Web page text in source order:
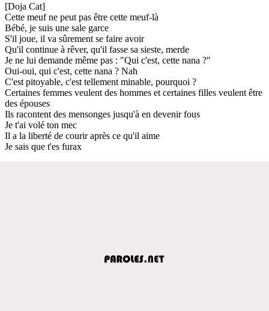
[Doja Cat]
Cette meuf ne peut pas être cette meuf-là
Bébé, je suis une sale garce
S'il joue, il va sûrement se faire avoir
Qu'il continue à rêver, qu'il fasse sa sieste, merde
Je ne lui demande même pas : "Qui c'est, cette nana ?"
Oui-oui, qui c'est, cette nana ? Nah
C'est pitoyable, c'est tellement minable, pourquoi ?
Certaines femmes veulent des hommes et certaines filles veulent être
des épouses
Ils racontent des mensonges jusqu'à en devenir fous
Je t'ai volé ton mec
Il a la liberté de courir après ce qu'il aime
Je sais que t'es furax